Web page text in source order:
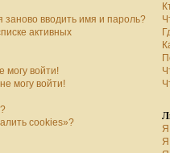
заново вводить имя и пароль?
активных
могу войти!
могу войти!
cookies»?
Я
Я